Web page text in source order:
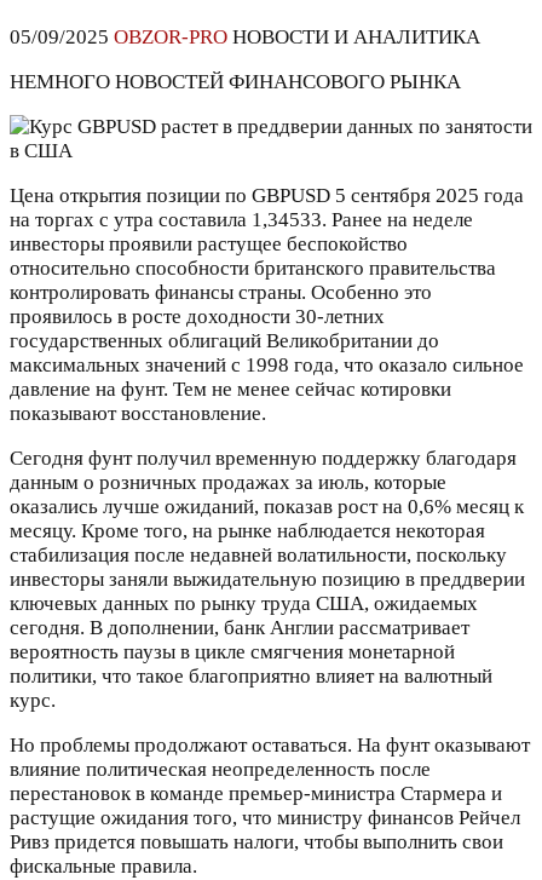
05/09/2025 OBZOR-PRO НОВОСТИ И АНАЛИТИКА
НЕМНОГО НОВОСТЕЙ ФИНАНСОВОГО РЫНКА
Цена открытия позиции по GBPUSD 5 сентября 2025 года
на торгах с утра составила 1,34533. Ранее на неделе
инвесторы проявили растущее беспокойство
относительно способности британского правительства
контролировать финансы страны. Особенно это
проявилось в росте доходности 30-летних
государственных облигаций Великобритании до
максимальных значений с 1998 года, что оказало сильное
давление на фунт. Тем не менее сейчас котировки
показывают восстановление.
Сегодня фунт получил временную поддержку благодаря
данным о розничных продажах за июль, которые
оказались лучше ожиданий, показав рост на 0,6% месяц к
месяцу. Кроме того, на рынке наблюдается некоторая
стабилизация после недавней волатильности, поскольку
инвесторы заняли выжидательную позицию в преддверии
ключевых данных по рынку труда США, ожидаемых
сегодня. В дополнении, банк Англии рассматривает
вероятность паузы в цикле смягчения монетарной
политики, что такое благоприятно влияет на валютный
курс.
Но проблемы продолжают оставаться. На фунт оказывают
влияние политическая неопределенность после
перестановок в команде премьер-министра Стармера и
растущие ожидания того, что министру финансов Рейчел
Ривз придется повышать налоги, чтобы выполнить свои
фискальные правила.